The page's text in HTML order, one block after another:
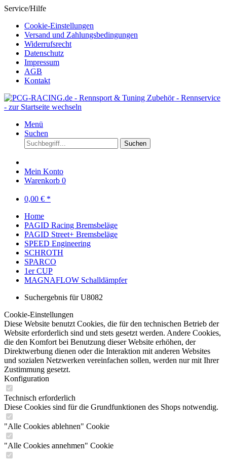
Service/Hilfe
Cookie-Einstellungen
Versand und Zahlungsbedingungen
Widerrufsrecht
Datenschutz
Impressum
AGB
Kontakt
Menü
Suchen
Suchen
Mein Konto
Warenkorb 0
0,00 € *
Home
PAGID Racing Bremsbeläge
PAGID Street+ Bremsbeläge
SPEED Engineering
SCHROTH
SPARCO
1er CUP
MAGNAFLOW Schalldämpfer
Suchergebnis für U8082
Cookie-Einstellungen
Diese Website benutzt Cookies, die für den technischen Betrieb der
Website erforderlich sind und stets gesetzt werden. Andere Cookies,
die den Komfort bei Benutzung dieser Website erhöhen, der
Direktwerbung dienen oder die Interaktion mit anderen Websites
und sozialen Netzwerken vereinfachen sollen, werden nur mit Ihrer
Zustimmung gesetzt.
Konfiguration
Technisch erforderlich
Diese Cookies sind für die Grundfunktionen des Shops notwendig.
"Alle Cookies ablehnen" Cookie
"Alle Cookies annehmen" Cookie